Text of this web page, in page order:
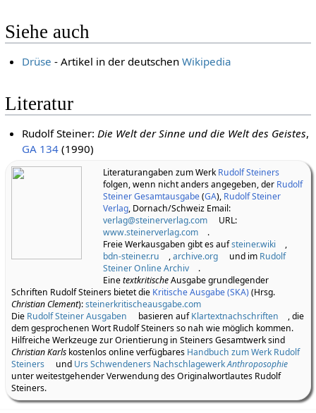
Siehe auch
Literatur
Rudolf Steiner:
GA 134(1990)
Literaturangaben zum WerkRudolf Steiners
folgen, wenn nicht anders angegeben, derRudolf
Steiner Gesamtausgabe( GA),Rudolf Steiner
Verlag, Dornach/Schweiz Email:
verlag@steinerverlag.com
URL:
www.steinerverlag.com
.
Freie Werkausgaben gibt es aufsteiner.wiki
bdn-steiner.ru
,archive.org und imRudolf
Steiner Online Archiv
.
EinetextkritischeAusgabe grundlegender
Schriften Rudolf Steiners bietet dieKritische Ausgabe (SKA)
(Hrsg.
Christian Clement): steinerkritischeausgabe.com
DieRudolf Steiner Ausgaben basieren aufKlartextnachschriften
, die
dem gesprochenen Wort Rudolf Steiners so nah wie möglich kommen.
Hilfreiche Werkzeuge zur Orientierung in Steiners Gesamtwerk sind
Christian Karlskostenlos online verfügbaresHandbuch zum Werk Rudolf
Steiners
undUrs Schwendeners NachschlagewerkAnthroposophie
unter weitestgehender Verwendung des Originalwortlautes Rudolf
Steiners.